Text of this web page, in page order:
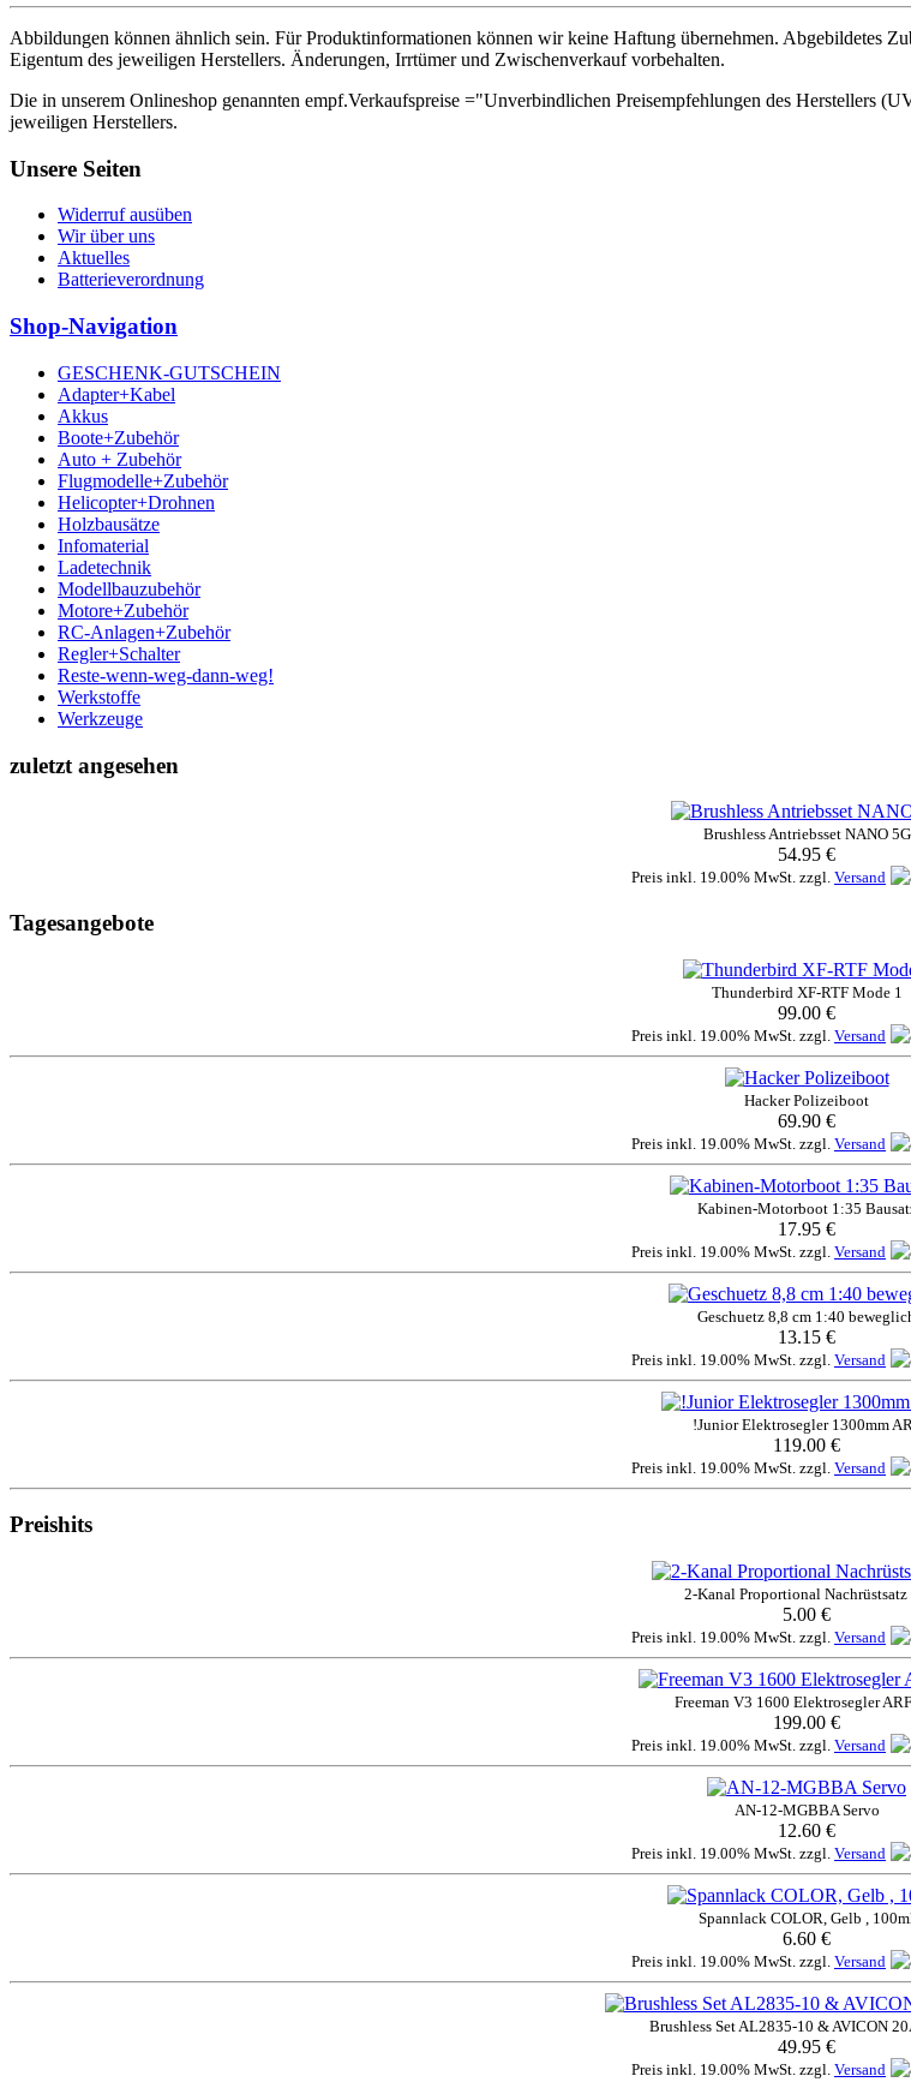
Abbildungen können ähnlich sein. Für Produktinformationen können wir keine Haftung übernehmen. Abgebildetes
Eigentum des jeweiligen Herstellers. Änderungen, Irrtümer und Zwischenverkauf vorbehalten.
Die in unserem Onlineshop genannten empf.Verkaufspreise ="Unverbindlichen Preisempfehlungen des Herstellers
jeweiligen Herstellers.
Unsere Seiten
Widerruf ausüben
Wir über uns
Aktuelles
Batterieverordnung
Shop-Navigation
GESCHENK-GUTSCHEIN
Adapter+Kabel
Akkus
Boote+Zubehör
Auto + Zubehör
Flugmodelle+Zubehör
Helicopter+Drohnen
Holzbausätze
Infomaterial
Ladetechnik
Modellbauzubehör
Motore+Zubehör
RC-Anlagen+Zubehör
Regler+Schalter
Reste-wenn-weg-dann-weg!
Werkstoffe
Werkzeuge
zuletzt angesehen
Brushless Antriebsset NANO 5G
54.95 €
Preis inkl. 19.00% MwSt. zzgl. Versand
Tagesangebote
Thunderbird XF-RTF Mode 1
99.00 €
Preis inkl. 19.00% MwSt. zzgl. Versand
Hacker Polizeiboot
69.90 €
Preis inkl. 19.00% MwSt. zzgl. Versand
Kabinen-Motorboot 1:35
17.95 €
Preis inkl. 19.00% MwSt. zzgl. Versand
Geschuetz 8,8 cm 1:40
13.15 €
Preis inkl. 19.00% MwSt. zzgl. Versand
!Junior Elektrosegler 1300mm
119.00 €
Preis inkl. 19.00% MwSt. zzgl. Versand
Preishits
2-Kanal Proportional Nachrüstsatz
5.00 €
Preis inkl. 19.00% MwSt. zzgl. Versand
Freeman V3 1600 Elektrosegler
199.00 €
Preis inkl. 19.00% MwSt. zzgl. Versand
AN-12-MGBBA Servo
12.60 €
Preis inkl. 19.00% MwSt. zzgl. Versand
Spannlack COLOR, Gelb ,
6.60 €
Preis inkl. 19.00% MwSt. zzgl. Versand
Brushless Set AL2835-10 & AVICON
49.95 €
Preis inkl. 19.00% MwSt. zzgl. Versand